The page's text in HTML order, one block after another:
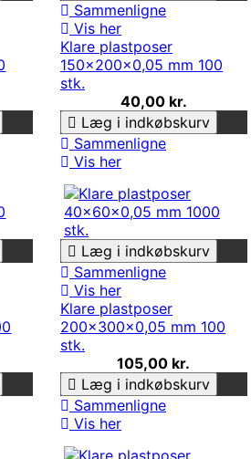
Sammenligne
Vis her
Klare plastposer
150x200x0,05 mm 100
stk.
40,00 kr.
Læg i indkøbskurv
Sammenligne
Vis her
Læg i indkøbskurv
Sammenligne
Vis her
Klare plastposer
200x300x0,05 mm 100
stk.
105,00 kr.
Læg i indkøbskurv
Sammenligne
Vis her